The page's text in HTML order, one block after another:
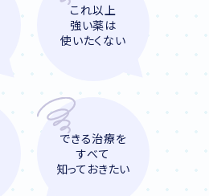
これ以上
強い薬は
使いたくない
できる治療を
すべて
知っておきたい